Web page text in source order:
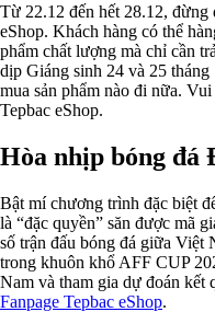
Từ 22.12 đến hết 28.12, đừng
eShop. Khách hàng có thể
phẩm chất lượng mà chỉ cần
dịp Giáng sinh 24 và 25
mua sản phẩm nào đi nữa.
Tepbac eShop.
Hòa nhịp bóng đá
Bật mí chương trình đặc biệt
là “đặc quyền” săn được mã
số trận đấu bóng đá giữa Việt
trong khuôn khổ AFF CUP
Nam và tham gia dự đoán kết
Fanpage Tepbac eShop.